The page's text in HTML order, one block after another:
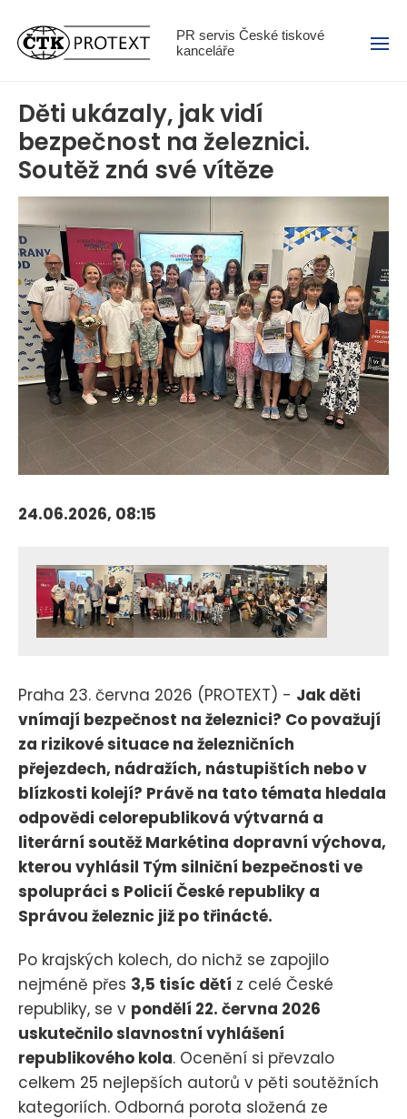
PR servis České tiskové
kanceláře
Menu
Děti ukázaly, jak vidí
bezpečnost na železnici.
Soutěž zná své vítěze
24.06.2026, 08:15
Praha 23. června 2026 (PROTEXT) - Jak děti
vnímají bezpečnost na železnici? Co považují
za rizikové situace na železničních
přejezdech, nádražích, nástupištích nebo v
blízkosti kolejí? Právě na tato témata hledala
odpovědi celorepubliková výtvarná a
literární soutěž Markétina dopravní výchova,
kterou vyhlásil Tým silniční bezpečnosti ve
spolupráci s Policií České republiky a
Správou železnic již po třinácté.
Po krajských kolech, do nichž se zapojilo
nejméně přes 3,5 tisíc dětí z celé České
republiky, se v pondělí 22. června 2026
uskutečnilo slavnostní vyhlášení
republikového kola. Ocenění si převzalo
celkem 25 nejlepších autorů v pěti soutěžních
kategoriích. Odborná porota složená ze